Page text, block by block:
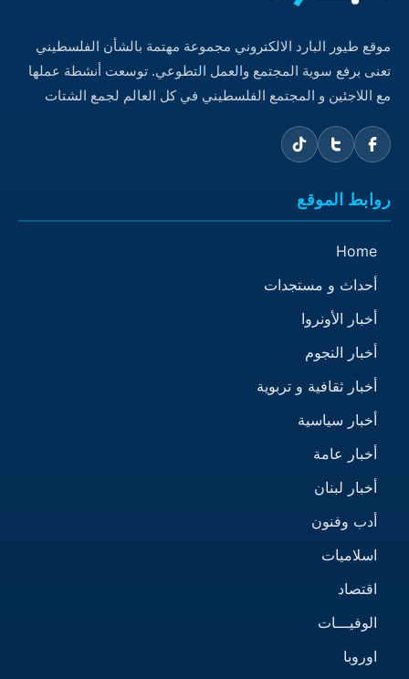
موقع طيور البارد الالكتروني مجموعة مهتمة بالشأن الفلسطيني
تعنى برفع سوية المجتمع والعمل التطوعي. توسعت أنشطة عملها
مع اللاجئين و المجتمع الفلسطيني في كل العالم لجمع الشتات
روابط الموقع
Home
أحداث و مستجدات
أخبار الأونروا
أخبار النجوم
أخبار ثقافية و تربوية
أخبار سياسية
أخبار عامة
أخبار لبنان
أدب وفنون
اسلاميات
اقتصاد
الوفيـــات
اوروبا